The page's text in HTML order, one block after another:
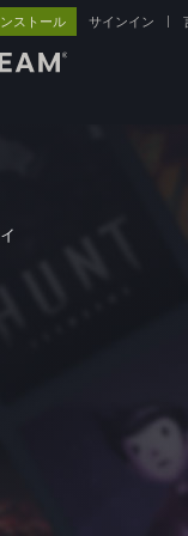
ストール サインイン